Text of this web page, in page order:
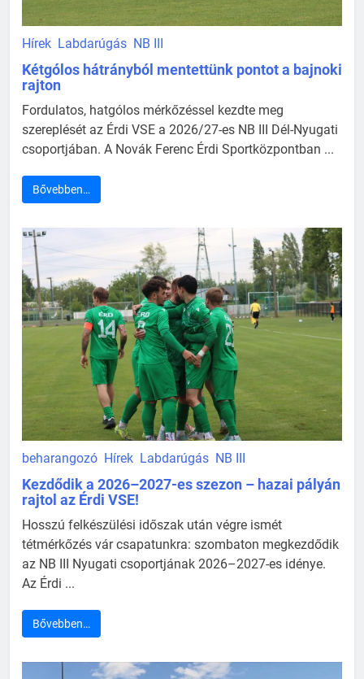
Hírek Labdarúgás NB III
Kétgólos hátrányból mentettünk pontot a bajnoki
rajton
Fordulatos, hatgólos mérkőzéssel kezdte meg
szereplését az Érdi VSE a 2026/27-es NB III Dél-Nyugati
csoportjában. A Novák Ferenc Érdi Sportközpontban ...
Bővebben…
beharangozó Hírek Labdarúgás NB III
Kezdődik a 2026–2027-es szezon – hazai pályán
rajtol az Érdi VSE!
Hosszú felkészülési időszak után végre ismét
tétmérkőzés vár csapatunkra: szombaton megkezdődik
az NB III Nyugati csoportjának 2026–2027-es idénye.
Az Érdi ...
Bővebben…